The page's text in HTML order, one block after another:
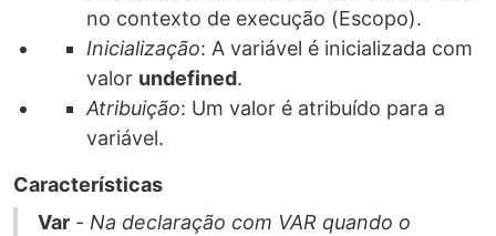
no contexto de execução (Escopo).
Inicialização: A variável é inicializada com
valor undefined.
Atribuição: Um valor é atribuído para a
variável.
Características
Var - Na declaração com VAR quando o